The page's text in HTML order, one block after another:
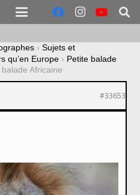
› Sujets et
qu’en Europe › Petite balade
Africaine
#33653